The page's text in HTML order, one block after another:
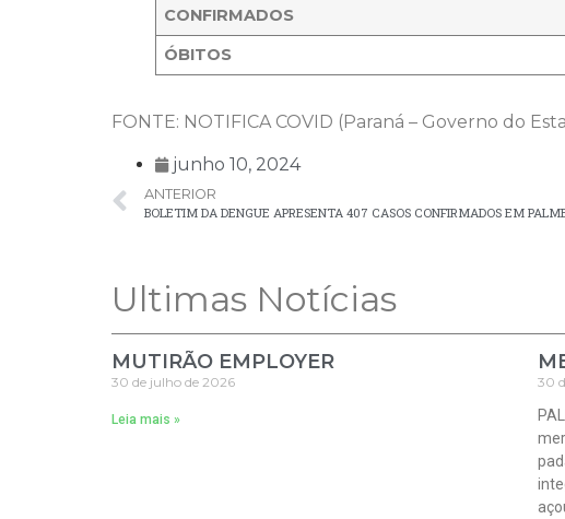
CONFIRMADOS
ÓBITOS
FONTE: NOTIFICA COVID (Paraná – Governo do
junho 10, 2024
ANTERIOR
BOLETIM DA DENGUE APRESENTA 407 CASOS CONFIRMADOS EM
Ultimas Notícias
MUTIRÃO EMPLOYER
30 de julho de 2026
Leia mais »
30